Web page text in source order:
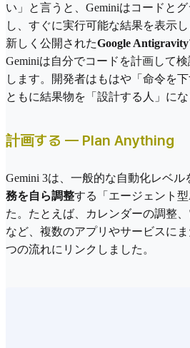
い」と言うと、Geminiはコードと
し、すぐに実行可能な結果を​​表示し
新しく公開されたGoogle
Geminiは自分でコードを計画して
します。開発者はもはや「命令を
ともに結果物を「設計する人」にな
計画する — Plan Anything
Gemini 3は、一般的な自動化レベル
務を自ら調整する「エージェント
た。たとえば、カレンダーの調整
など、複数のアプリやサービスに
つの流れにリンクしました。